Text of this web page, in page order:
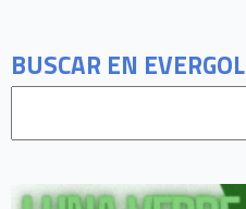
BUSCAR EN EVERGOL